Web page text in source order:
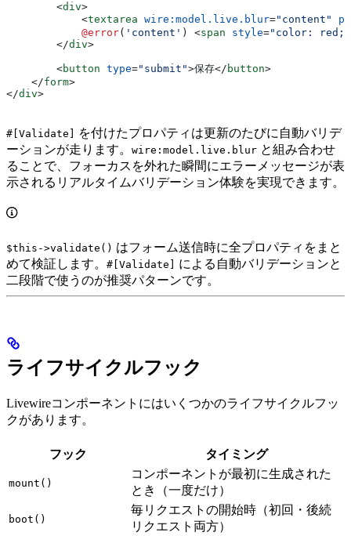
        <
div>
            <
textarea wire:model.live.blur="content"
            @error
( 'content' ) <span style="color: red;"
        </
div>
        <
button type="submit">保存</ button>
    </
form>
</div>
#[Validate]
を付けたプロパティは更新のたびに自動バリデ
ーションが走ります。 wire:model.live.blur と組み合わせ
ることで、フォーカスを外れた瞬間にエラーメッセージが表
示されるリアルタイムバリデーション体験を実現できます。
$this->validate() はフォーム送信時に全プロパティをまと
めて検証します。 #[Validate]
による自動バリデーションと
二段階で使うのが推奨パターンです。
ライフサイクルフック
Livewireコンポーネントにはいくつかのライフサイクルフッ
クがあります。
フック タイミング
mount()
コンポーネントが最初に生成された
とき（一度だけ）
boot()
毎リクエストの開始時（初回・後続
リクエスト両方）